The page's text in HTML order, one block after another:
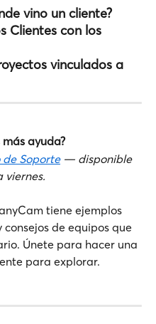
vino un cliente?
Clientes con los
vinculados a
ayuda?
Soporte — disponible
viernes.
tiene ejemplos
de equipos que
Únete para hacer una
para explorar.